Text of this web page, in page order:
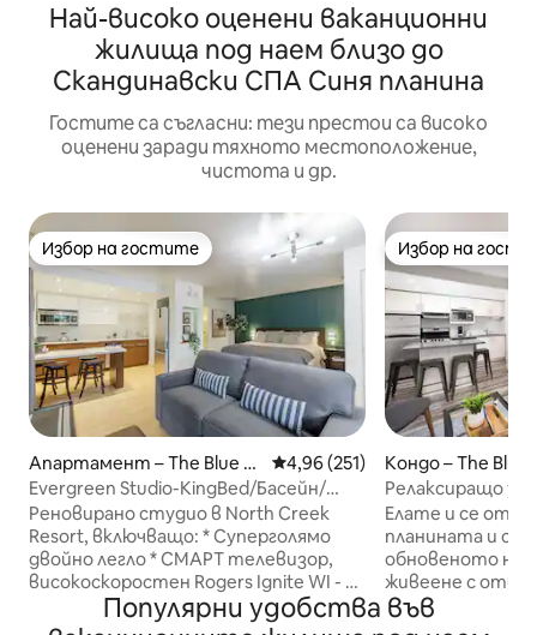
Най-високо оценени ваканционни
жилища под наем близо до
Скандинавски СПА Синя планина
Гостите са съгласни: тези престои са високо
оценени заради тяхното местоположение,
чистота и др.
Избор на гостите
Избор на гостите
Апартамент – The Blue M
ountains
Средна оценка: 4,96 от 5,
4,96 (251)
Evergreen Studio-KingBed/Басейн/
Хидромасажна вана/Трансфер
Реновирано студио в North Creek
Resort, включващо: * Суперголямо
двойно легло * СМАРТ телевизор,
високоскоростен Rogers Ignite WI - FI
и телевизор * Разтегателен диван *
Камина от камък * Модерен, стилен
Избор на
Избор на
Кондо – The Blue
s
Релаксиращо
Creek Studio |
Елате и се
планината и се
обновеното ни
живеене с
Нашият чист и
апартамент
Популярни удобства във